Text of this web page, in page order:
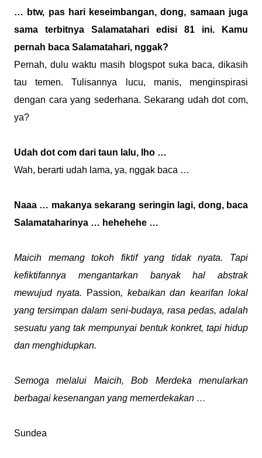
… btw, pas hari keseimbangan, dong, samaan juga
sama terbitnya Salamatahari edisi 81 ini. Kamu
pernah baca Salamatahari, nggak?
Pernah, dulu waktu masih blogspot suka baca, dikasih
tau temen. Tulisannya lucu, manis, menginspirasi
dengan cara yang sederhana. Sekarang udah dot com,
ya?
Udah dot com dari taun lalu, lho …
Wah, berarti udah lama, ya, nggak baca …
Naaa … makanya sekarang seringin lagi, dong, baca
Salamataharinya … hehehehe …
Maicih memang tokoh fiktif yang tidak nyata. Tapi
kefiktifannya mengantarkan banyak hal abstrak
mewujud nyata.
Passion, kebaikan dan kearifan lokal
yang tersimpan dalam seni-budaya, rasa pedas, adalah
sesuatu yang tak mempunyai bentuk konkret, tapi hidup
dan menghidupkan.
Semoga melalui Maicih, Bob Merdeka menularkan
berbagai kesenangan yang memerdekakan …
Sundea